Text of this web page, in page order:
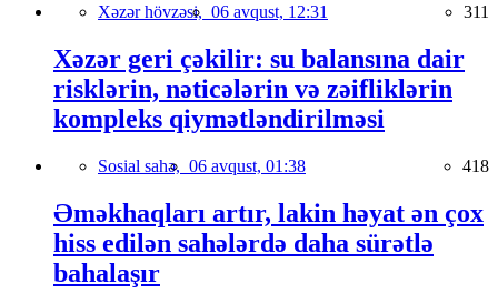
Xəzər hövzəsi, 06 avqust, 12:31 311
Xəzər geri çəkilir: su balansına dair
risklərin, nəticələrin və zəifliklərin
kompleks qiymətləndirilməsi
Sosial sahə, 06 avqust, 01:38 418
Əməkhaqları artır, lakin həyat ən çox
hiss edilən sahələrdə daha sürətlə
bahalaşır